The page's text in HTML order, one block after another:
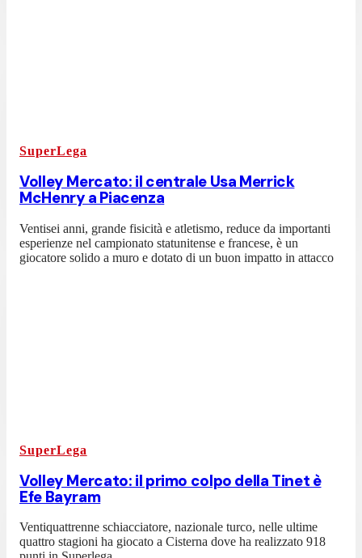
SuperLega
Volley Mercato: il centrale Usa Merrick
McHenry a Piacenza
Ventisei anni, grande fisicità e atletismo, reduce da importanti
esperienze nel campionato statunitense e francese, è un
giocatore solido a muro e dotato di un buon impatto in attacco
SuperLega
Volley Mercato: il primo colpo della Tinet è
Efe Bayram
Ventiquattrenne schiacciatore, nazionale turco, nelle ultime
quattro stagioni ha giocato a Cisterna dove ha realizzato 918